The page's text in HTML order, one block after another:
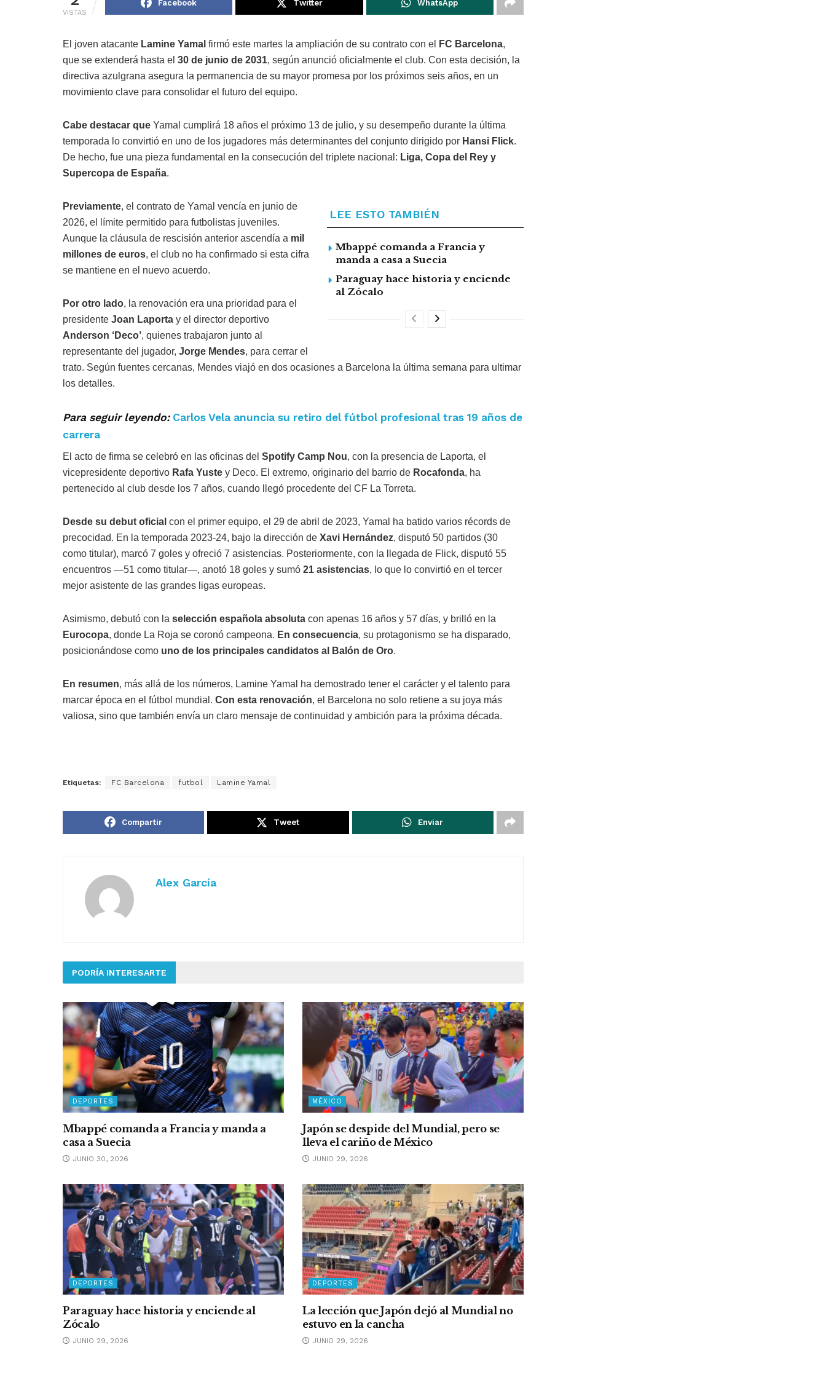
VISTAS
Facebook Twitter WhatsApp
El joven atacante Lamine Yamal firmó este martes la ampliación de su contrato con el FC Barcelona,
que se extenderá hasta el 30 de junio de 2031, según anunció oficialmente el club. Con esta decisión, la
directiva azulgrana asegura la permanencia de su mayor promesa por los próximos seis años, en un
movimiento clave para consolidar el futuro del equipo.
Cabe destacar que Yamal cumplirá 18 años el próximo 13 de julio, y su desempeño durante la última
temporada lo convirtió en uno de los jugadores más determinantes del conjunto dirigido por Hansi Flick.
De hecho, fue una pieza fundamental en la consecución del triplete nacional: Liga, Copa del Rey y
Supercopa de España.
LEE ESTO TAMBIÉN
Mbappé comanda a Francia y
manda a casa a Suecia
Paraguay hace historia y enciende
al Zócalo
Previamente, el contrato de Yamal vencía en junio de
2026, el límite permitido para futbolistas juveniles.
Aunque la cláusula de rescisión anterior ascendía a mil
millones de euros, el club no ha confirmado si esta cifra
se mantiene en el nuevo acuerdo.
Por otro lado, la renovación era una prioridad para el
presidente Joan Laporta y el director deportivo
Anderson ‘Deco’, quienes trabajaron junto al
representante del jugador, Jorge Mendes, para cerrar el
trato. Según fuentes cercanas, Mendes viajó en dos ocasiones a Barcelona la última semana para ultimar
los detalles.
Para seguir leyendo: Carlos Vela anuncia su retiro del fútbol profesional tras 19 años de
carrera
El acto de firma se celebró en las oficinas del Spotify Camp Nou, con la presencia de Laporta, el
vicepresidente deportivo Rafa Yuste y Deco. El extremo, originario del barrio de Rocafonda, ha
pertenecido al club desde los 7 años, cuando llegó procedente del CF La Torreta.
Desde su debut oficial con el primer equipo, el 29 de abril de 2023, Yamal ha batido varios récords de
precocidad. En la temporada 2023-24, bajo la dirección de Xavi Hernández, disputó 50 partidos (30
como titular), marcó 7 goles y ofreció 7 asistencias. Posteriormente, con la llegada de Flick, disputó 55
encuentros —51 como titular—, anotó 18 goles y sumó 21 asistencias, lo que lo convirtió en el tercer
mejor asistente de las grandes ligas europeas.
Asimismo, debutó con la selección española absoluta con apenas 16 años y 57 días, y brilló en la
Eurocopa, donde La Roja se coronó campeona. En consecuencia, su protagonismo se ha disparado,
posicionándose como uno de los principales candidatos al Balón de Oro.
En resumen, más allá de los números, Lamine Yamal ha demostrado tener el carácter y el talento para
marcar época en el fútbol mundial. Con esta renovación, el Barcelona no solo retiene a su joya más
valiosa, sino que también envía un claro mensaje de continuidad y ambición para la próxima década.
Etiquetas: FC Barcelona futbol Lamine Yamal
Compartir Tweet Enviar
Alex García
PODRÍA INTERESARTE
DEPORTES
Mbappé comanda a Francia y manda a
casa a Suecia
JUNIO 30, 2026
MÉXICO
Japón se despide del Mundial, pero se
lleva el cariño de México
JUNIO 29, 2026
DEPORTES
Paraguay hace historia y enciende al
Zócalo
JUNIO 29, 2026
DEPORTES
La lección que Japón dejó al Mundial no
estuvo en la cancha
JUNIO 29, 2026